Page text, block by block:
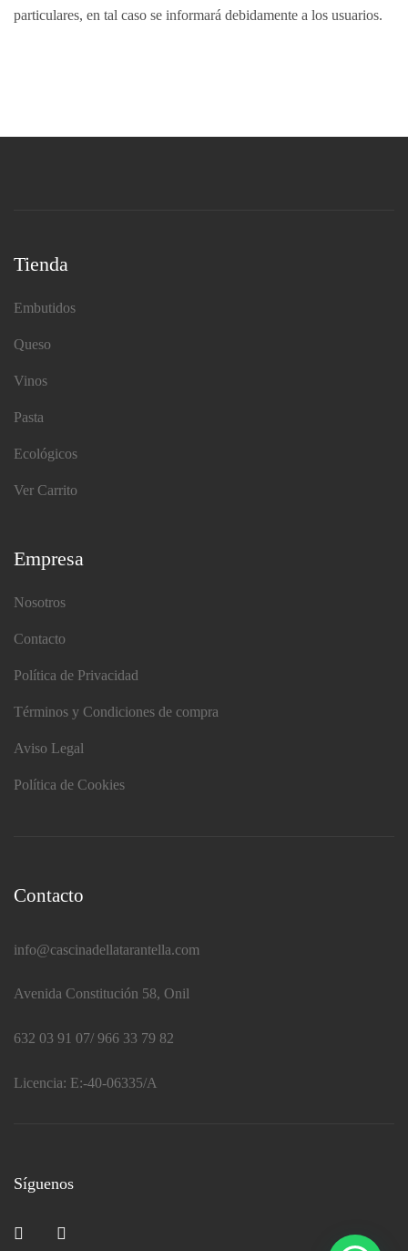
particulares, en tal caso se informará debidamente a los usuarios.
Tienda
Embutidos
Queso
Vinos
Pasta
Ecológicos
Ver Carrito
Empresa
Nosotros
Contacto
Política de Privacidad
Términos y Condiciones de compra
Aviso Legal
Política de Cookies
Contacto
info@cascinadellatarantella.com
Avenida Constitución 58, Onil
632 03 91 07/ 966 33 79 82
Licencia: E:-40-06335/A
Síguenos